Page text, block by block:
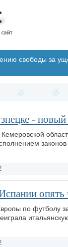
свободы за
-
Кемеровской
по футболу